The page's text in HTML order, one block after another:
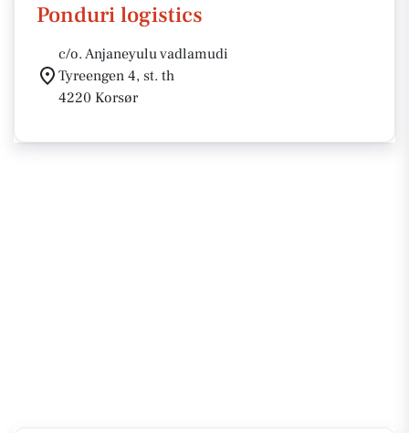
Ponduri logistics
c/o. Anjaneyulu vadlamudi
Tyreengen 4, st. th
4220 Korsør